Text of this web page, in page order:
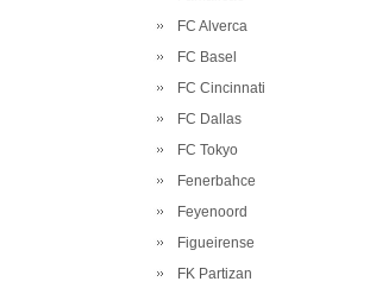
FC Alverca
FC Basel
FC Cincinnati
FC Dallas
FC Tokyo
Fenerbahce
Feyenoord
Figueirense
FK Partizan